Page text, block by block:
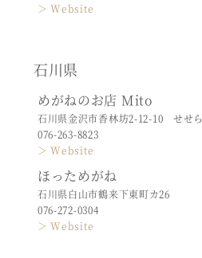
＞ Website
石川県
めがねのお店 Mito
石川県金沢市香林坊2-12-10 せせ
076-263-8823
＞ Website
ほっためがね
石川県白山市鶴来下東町カ26
076-272-0304
＞ Website